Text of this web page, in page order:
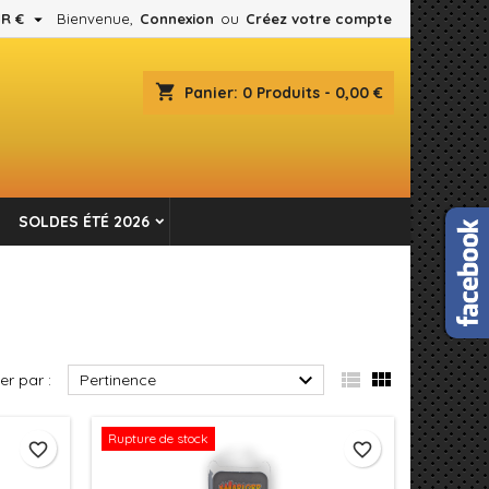
Bienvenue, Connexion ou Créez votre compte
€ 
shopping_cart Panier: 0 Produits - 0,00 €
SOLDES ÉTÉ 2026
par : Pertinence   
favorite_border
Rupture de stock
favorite_border